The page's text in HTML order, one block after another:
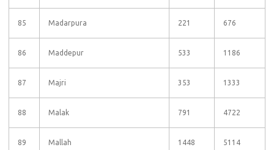
85 Madarpura 221 676
86 Maddepur 533 1186
87 Majri 353 1333
88 Malak 791 4722
89 Mallah 1448 5114